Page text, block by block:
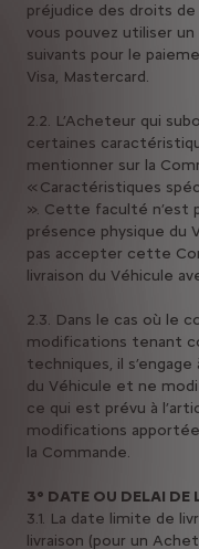
préjudice des droits de
vous pouvez utiliser
suivants pour le
Visa, Mastercard.
2.2. L’Acheteur qui
certaines
mentionner sur la
« Caractéristiques
». Cette faculté n’est
présence physique du
pas accepter cette
livraison du Véhicule
2.3. Dans le cas où le
modifications tenant
techniques, il
du Véhicule et ne
ce qui est prévu à
modifications
la Commande.
3° DATE OU DELAI DE
3.1. La date limite de
livraison (pour un